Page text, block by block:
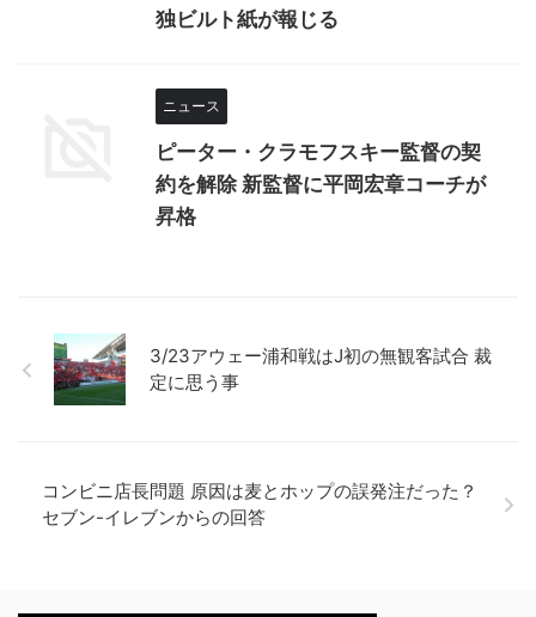
独ビルト紙が報じる
ニュース
ピーター・クラモフスキー監督の契
約を解除 新監督に平岡宏章コーチが
昇格
3/23アウェー浦和戦はJ初の無観客試合 裁
定に思う事
コンビニ店長問題 原因は麦とホップの誤発注だった？
セブン-イレブンからの回答